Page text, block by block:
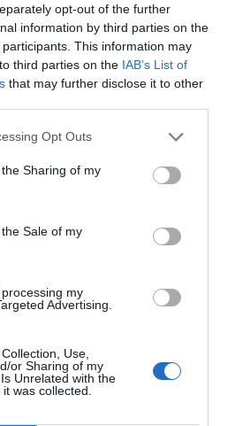
opt-out of the further
information by third parties on the
participants. This information may
third parties on the IAB’s List of
that may further disclose it to other
Opt Outs
Sharing of my
Sale of my
my
Advertising.
Use,
or Sharing of my
Unrelated with the
was collected.